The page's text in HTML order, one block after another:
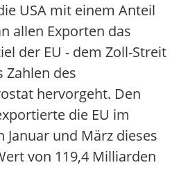
USA mit einem Anteil
allen Exporten das
der EU - dem Zoll-Streit
Zahlen des
hervorgeht. Den
die EU im
und März dieses
von 119,4 Milliarden